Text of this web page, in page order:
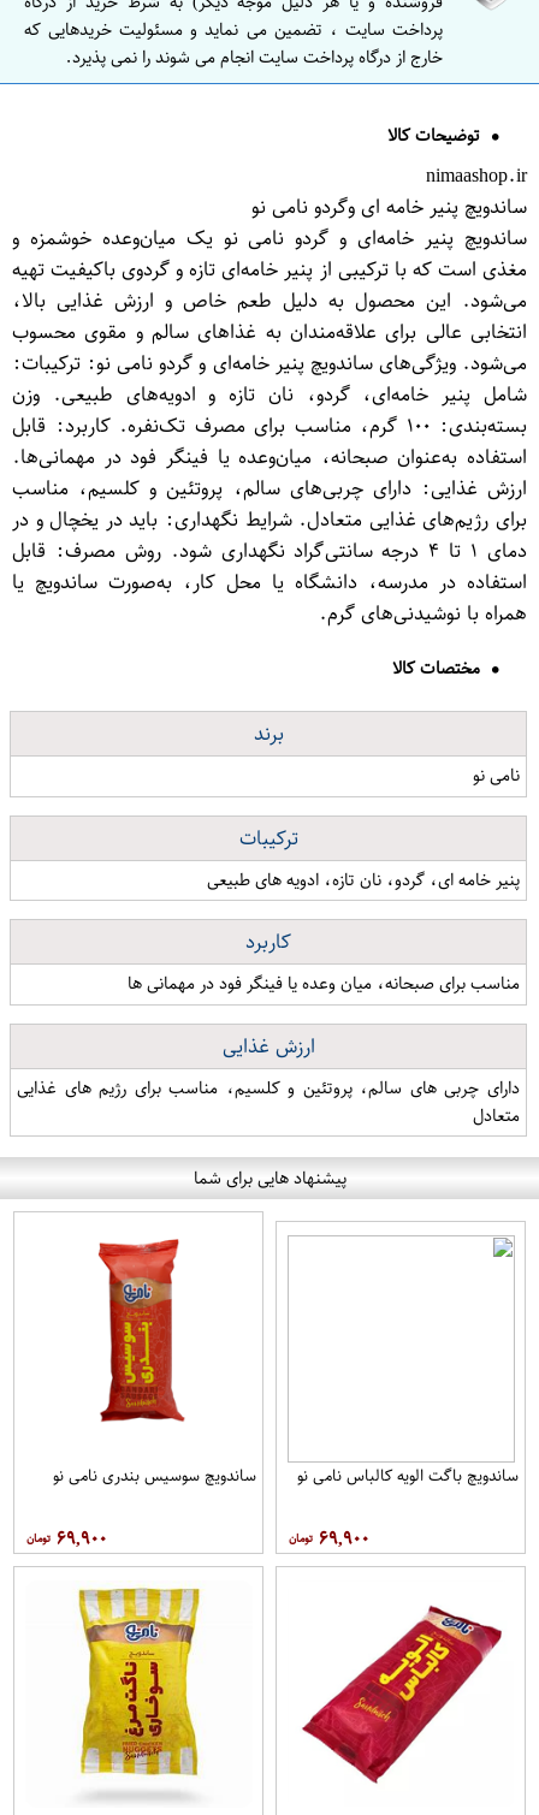
پرداخت سایت ، تضمین می نماید و مسئولیت خریدهایی که
خارج از درگاه پرداخت سایت انجام می شوند را نمی پذیرد.
توضیحات کالا
nimaashop.ir
ساندویچ پنیر خامه ای وگردو نامی نو
ساندویچ پنیر خامه‌ای و گردو نامی نو یک میان‌وعده خوشمزه و
مغذی است که با ترکیبی از پنیر خامه‌ای تازه و گردوی باکیفیت تهیه
می‌شود. این محصول به دلیل طعم خاص و ارزش غذایی بالا،
انتخابی عالی برای علاقه‌مندان به غذاهای سالم و مقوی محسوب
می‌شود. ویژگی‌های ساندویچ پنیر خامه‌ای و گردو نامی نو: ترکیبات:
شامل پنیر خامه‌ای، گردو، نان تازه و ادویه‌های طبیعی. وزن
بسته‌بندی: ۱۰۰ گرم، مناسب برای مصرف تک‌نفره. کاربرد: قابل
استفاده به‌عنوان صبحانه، میان‌وعده یا فینگر فود در مهمانی‌ها.
ارزش غذایی: دارای چربی‌های سالم، پروتئین و کلسیم، مناسب
برای رژیم‌های غذایی متعادل. شرایط نگهداری: باید در یخچال و در
دمای ۱ تا ۴ درجه سانتی‌گراد نگهداری شود. روش مصرف: قابل
استفاده در مدرسه، دانشگاه یا محل کار، به‌صورت ساندویچ یا
همراه با نوشیدنی‌های گرم.
مختصات کالا
برند
نامی نو
ترکیبات
پنیر خامه ای، گردو، نان تازه، ادویه های طبیعی
کاربرد
مناسب برای صبحانه، میان وعده یا فینگر فود در مهمانی ها
ارزش غذایی
دارای چربی های سالم، پروتئین و کلسیم، مناسب برای رژیم های غذایی
متعادل
پیشنهاد هایی برای شما
ساندویچ باگت الویه کالباس نامی نو
۶۹,۹۰۰
ساندویچ سوسیس بندری نامی نو
۶۹,۹۰۰